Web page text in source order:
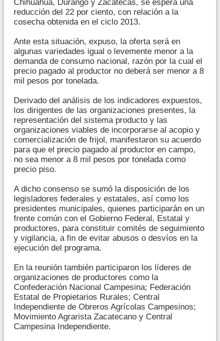
Chihuahua, Durango y Zacatecas, se espera una
reducción del 22 por ciento, con relación a la
cosecha obtenida en el ciclo 2013.
Ante esta situación, expuso, la oferta será en
algunas variedades igual o levemente menor a la
demanda de consumo nacional, razón por la cual el
precio pagado al productor no deberá ser menor a 8
mil pesos por tonelada.
Derivado del análisis de los indicadores expuestos,
los dirigentes de las organizaciones presentes, la
representación del sistema producto y las
organizaciones viables de incorporarse al acopio y
comercialización de frijol, manifestaron su acuerdo
para que el precio pagado al productor en campo,
no sea menor a 8 mil pesos por tonelada como
precio piso.
A dicho consenso se sumó la disposición de los
legisladores federales y estatales, así como los
presidentes municipales, quienes participarán en un
frente común con el Gobierno Federal, Estatal y
productores, para constituir comités de seguimiento
y vigilancia, a fin de evitar abusos o desvíos en la
ejecución del programa.
En la reunión también participaron los líderes de
organizaciones de productores como la
Confederación Nacional Campesina; Federación
Estatal de Propietarios Rurales; Central
Independiente de Obreros Agrícolas Campesinos;
Movimiento Agrarista Zacatecano y Central
Campesina Independiente.